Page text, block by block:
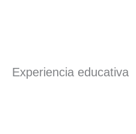
Experiencia educativa